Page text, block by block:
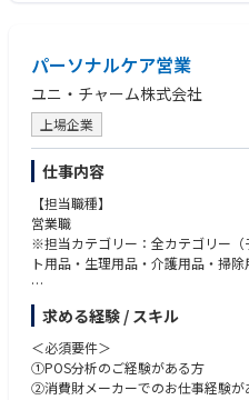
パーソナルケア営業
ユニ・チャーム株式会社
上場企業
仕事内容
【担当職種】
営業職
※担当カテゴリー：全カテゴリー（
ト用品・生理用品・介護用品・掃除
【仕事内容】
小売業や販売代理店様の売上データ
口構造に合わせた品揃えや販促手法
例えば、全国各地の小売業や卸売業
得意先様の状況、データを分析し、
求める経験 / スキル
＜必須要件＞
①POS分析のご経験がある方
②消費財メーカーでのお仕事経験が